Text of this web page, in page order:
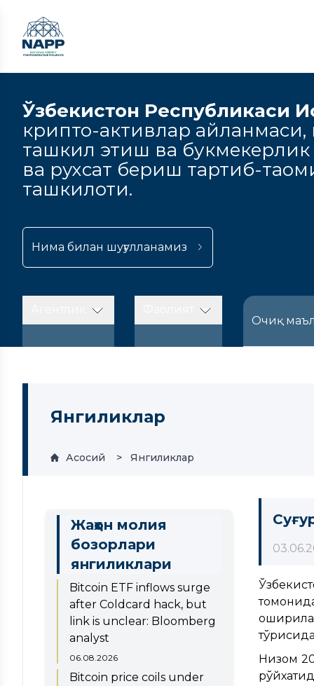
Ўзбекистон Республикаси
крипто-активлар айланмаси,
ташкил этиш ва
ва рухсат бериш тартиб-
ташкилоти.
Нима билан шуғулланамиз
Очиқ
Янгиликлар
Асосий Янгиликлар
Жаҳон молия
бозорлари
янгиликлари
Bitcoin ETF inflows surge
after Coldcard hack, but
link is unclear: Bloomberg
analyst
06.08.2026
Bitcoin price coils under
Низом